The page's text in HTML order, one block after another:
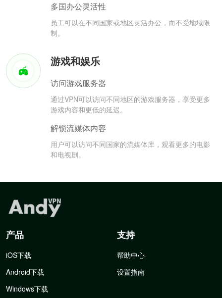
多国办公灵活性
员工可以在不同国家或地区灵活办公，而不受地域限
制。
游戏和娱乐
访问游戏服务器
通过VPN可以访问不同地区的游戏服务器，享受更多
游戏内容和更低的延迟。
解锁流媒体内容
用户可以访问不同国家的流媒体库，观看更多的电影
和电视剧。
产品
iOS下载
Android下载
Windows下载
支持
帮助中心
设置指南